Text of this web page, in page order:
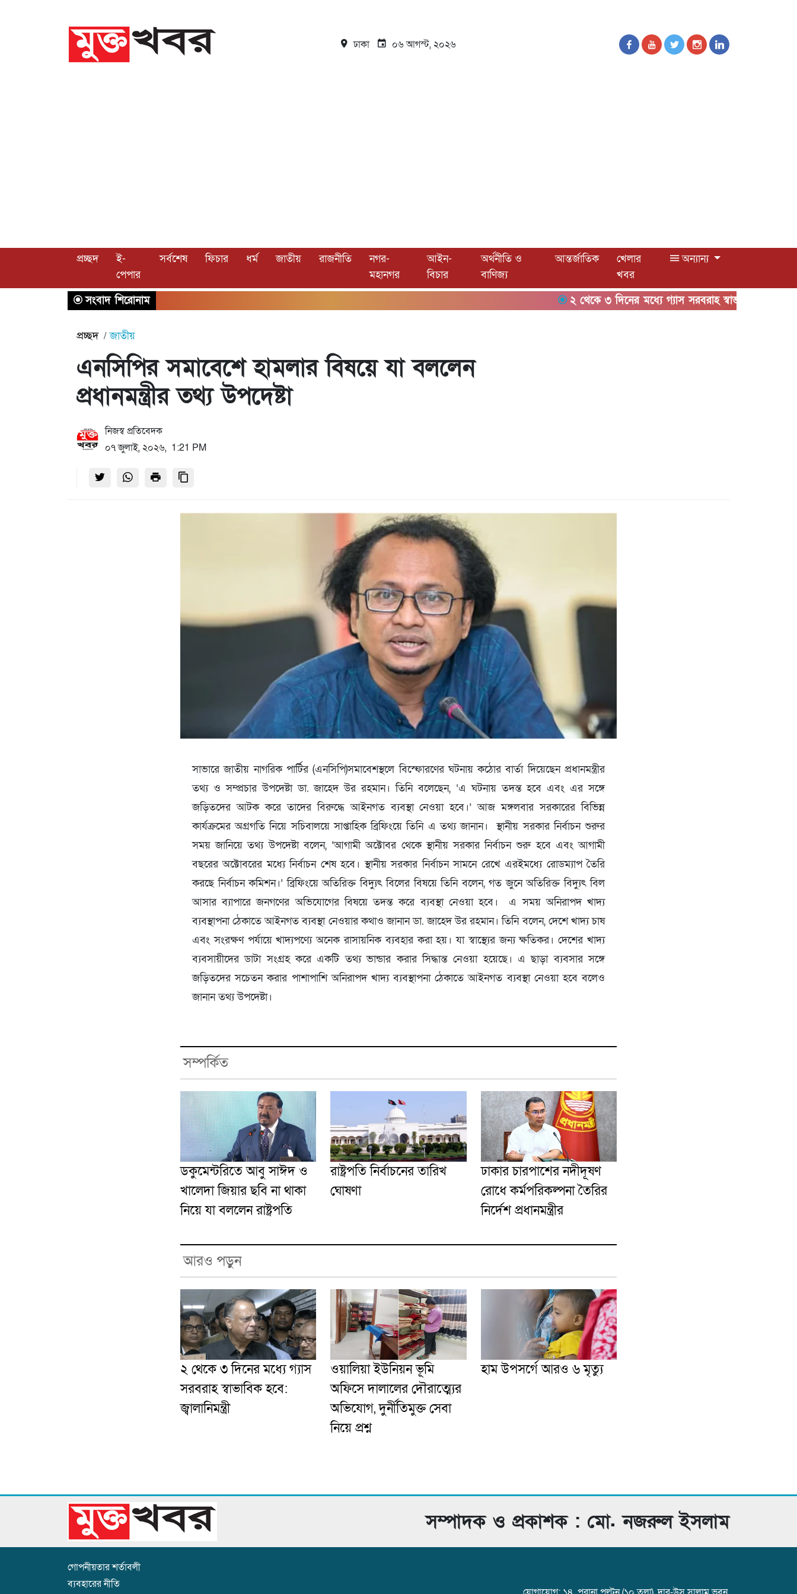
ঢাকা ০৬ আগস্ট, ২০২৬
প্রচ্ছদ
ই-
পেপার
সর্বশেষ ফিচার ধর্ম জাতীয় রাজনীতি
নগর-
মহানগর
আইন-
বিচার
অর্থনীতি ও
বাণিজ্য
আন্তর্জাতিক
খেলার
খবর
অন্যান্য
সংবাদ শিরোনাম ২ থেকে ৩ দিনের মধ্যে গ্যাস সরবরাহ স্বাভাবিক হবে: জ্বালানিমন্ত্রী
প্রচ্ছদ জাতীয়
এনসিপির সমাবেশে হামলার বিষয়ে যা বললেন
প্রধানমন্ত্রীর তথ্য উপদেষ্টা
নিজস্ব প্রতিবেদক
০৭ জুলাই, ২০২৬, 1:21 PM
সাভারে জাতীয় নাগরিক পার্টির (এনসিপি)সমাবেশস্থলে বিস্ফোরণের ঘটনায় কঠোর বার্তা দিয়েছেন প্রধানমন্ত্রীর
তথ্য ও সম্প্রচার উপদেষ্টা ডা. জাহেদ উর রহমান। তিনি বলেছেন, ‘এ ঘটনায় তদন্ত হবে এবং এর সঙ্গে
জড়িতদের আটক করে তাদের বিরুদ্ধে আইনগত ব্যবস্থা নেওয়া হবে।’ আজ মঙ্গলবার সরকারের বিভিন্ন
কার্যক্রমের অগ্রগতি নিয়ে সচিবালয়ে সাপ্তাহিক ব্রিফিংয়ে তিনি এ তথ্য জানান। স্থানীয় সরকার নির্বাচন শুরুর
সময় জানিয়ে তথ্য উপদেষ্টা বলেন, ‘আগামী অক্টোবর থেকে স্থানীয় সরকার নির্বাচন শুরু হবে এবং আগামী
বছরের অক্টোবরের মধ্যে নির্বাচন শেষ হবে। স্থানীয় সরকার নির্বাচন সামনে রেখে এরইমধ্যে রোডম্যাপ তৈরি
করছে নির্বাচন কমিশন।’ ব্রিফিংয়ে অতিরিক্ত বিদ্যুৎ বিলের বিষয়ে তিনি বলেন, গত জুনে অতিরিক্ত বিদ্যুৎ বিল
আসার ব্যাপারে জনগণের অভিযোগের বিষয়ে তদন্ত করে ব্যবস্থা নেওয়া হবে। এ সময় অনিরাপদ খাদ্য
ব্যবস্থাপনা ঠেকাতে আইনগত ব্যবস্থা নেওয়ার কথাও জানান ডা. জাহেদ উর রহমান। তিনি বলেন, দেশে খাদ্য চাষ
এবং সংরক্ষণ পর্যায়ে খাদ্যপণ্যে অনেক রাসায়নিক ব্যবহার করা হয়। যা স্বাস্থ্যের জন্য ক্ষতিকর। দেশের খাদ্য
ব্যবসায়ীদের ডাটা সংগ্রহ করে একটি তথ্য ভান্ডার করার সিদ্ধান্ত নেওয়া হয়েছে। এ ছাড়া ব্যবসার সঙ্গে
জড়িতদের সচেতন করার পাশাপাশি অনিরাপদ খাদ্য ব্যবস্থাপনা ঠেকাতে আইনগত ব্যবস্থা নেওয়া হবে বলেও
জানান তথ্য উপদেষ্টা।
সম্পর্কিত
ডকুমেন্টরিতে আবু সাঈদ ও
খালেদা জিয়ার ছবি না থাকা
নিয়ে যা বললেন রাষ্ট্রপতি
রাষ্ট্রপতি নির্বাচনের তারিখ
ঘোষণা
ঢাকার চারপাশের নদীদূষণ
রোধে কর্মপরিকল্পনা তৈরির
নির্দেশ প্রধানমন্ত্রীর
আরও পড়ুন
২ থেকে ৩ দিনের মধ্যে গ্যাস
সরবরাহ স্বাভাবিক হবে:
জ্বালানিমন্ত্রী
ওয়ালিয়া ইউনিয়ন ভূমি
অফিসে দালালের দৌরাত্ম্যের
অভিযোগ, দুর্নীতিমুক্ত সেবা
নিয়ে প্রশ্ন
হাম উপসর্গে আরও ৬ মৃত্যু
সম্পাদক ও প্রকাশক : মো. নজরুল ইসলাম
গোপনীয়তার শর্তাবলী
ব্যবহারের নীতি